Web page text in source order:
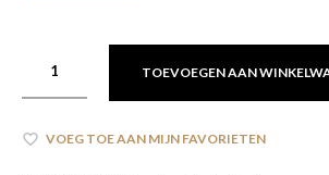
TOEVOEGEN AAN
VOEG TOE AAN MIJN FAVORIETEN